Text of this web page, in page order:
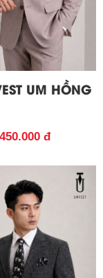
UM HỒNG
450.000 đ